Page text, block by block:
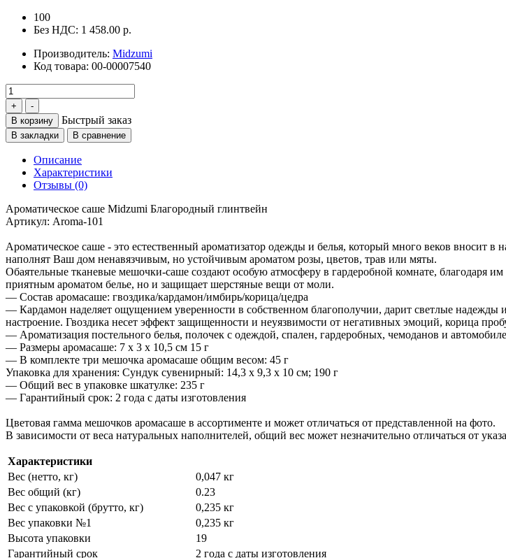
100
Без НДС: 1 458.00 р.
Производитель: Midzumi
Код товара: 00-00007540
В корзину Быстрый заказ
В закладки В сравнение
Описание
Характеристики
Отзывы (0)
Ароматическое саше Midzumi Благородный глинтвейн
Артикул: Aroma-101
Ароматическое саше - это естественный ароматизатор одежды и белья, который много веков
наполнят Ваш дом ненавязчивым, но устойчивым ароматом розы, цветов, трав или мяты.
Обаятельные тканевые мешочки-саше создают особую атмосферу в гардеробной комнате, благодаря
приятным ароматом белье, но и защищает шерстяные вещи от моли.
— Состав аромасаше: гвоздика/кардамон/имбирь/корица/цедра
— Кардамон наделяет ощущением уверенности в собственном благополучии, дарит светлые
настроение. Гвоздика несет эффект защищенности и неуязвимости от негативных эмоций, корица
— Ароматизация постельного белья, полочек с одеждой, спален, гардеробных, чемоданов и
— Размеры аромасаше: 7 х 3 х 10,5 см 15 г
— В комплекте три мешочка аромасаше общим весом: 45 г
Упаковка для хранения: Сундук сувенирный: 14,3 x 9,3 х 10 см; 190 г
— Общий вес в упаковке шкатулке: 235 г
— Гарантийный срок: 2 года с даты изготовления
Цветовая гамма мешочков аромасаше в ассортименте и может отличаться от представленной на фото.
В зависимости от веса натуральных наполнителей, общий вес может незначительно отличаться от
Характеристики
Вес (нетто, кг)
0,047 кг
Вес общий (кг)
0.23
Вес с упаковкой (брутто, кг)
0,235 кг
Вес упаковки №1
0,235 кг
Высота упаковки
19
Гарантийный срок
2 года с даты изготовления